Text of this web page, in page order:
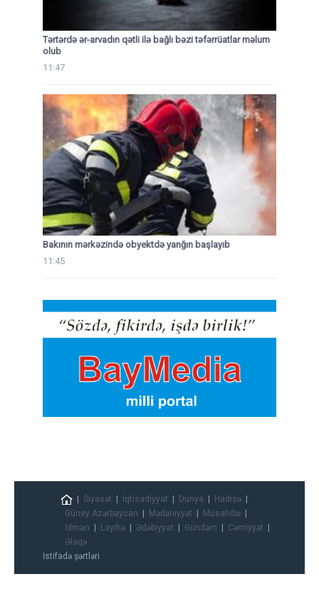
Tərtərdə ər-arvadın qətli ilə bağlı bəzi təfərrüatlar məlum
olub
11:47
Bakının mərkəzində obyektdə yanğın başlayıb
11:45
Siyasət İqtisadiyyat Dünya
Hadisə
Güney Azərbaycan
Mədəniyyət
Müsahibə
İdman
Layihə Ədəbiyyat Gündəm
Cəmiyyət
Əlaqə
İstifadə şərtləri